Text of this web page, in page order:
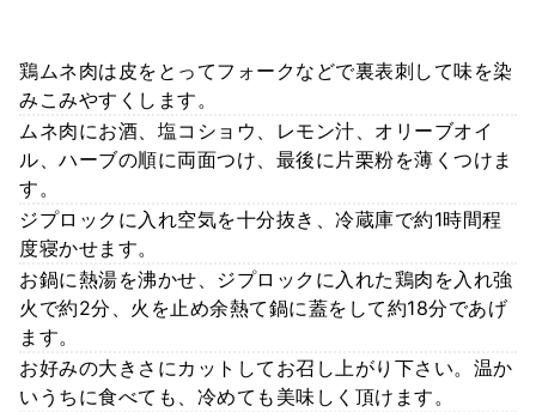
鶏ムネ肉は皮をとってフォークなどで裏表刺して味を染
みこみやすくします。
ムネ肉にお酒、塩コショウ、レモン汁、オリーブオイ
ル、ハーブの順に両面つけ、最後に片栗粉を薄くつけま
す。
ジプロックに入れ空気を十分抜き、冷蔵庫で約1時間程
度寝かせます。
お鍋に熱湯を沸かせ、ジプロックに入れた鶏肉を入れ強
火で約2分、火を止め余熱て鍋に蓋をして約18分であげ
ます。
お好みの大きさにカットしてお召し上がり下さい。温か
いうちに食べても、冷めても美味しく頂けます。